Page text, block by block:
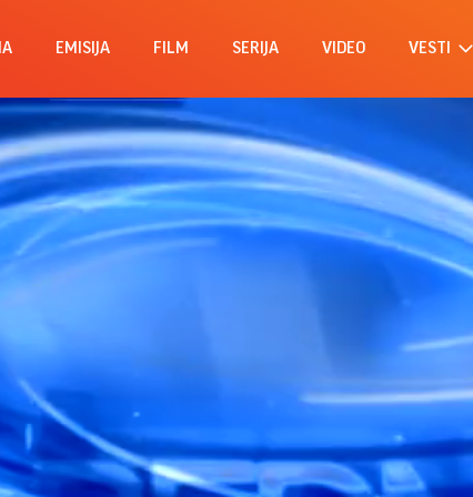
EMISIJA FILM SERIJA VIDEO VESTI